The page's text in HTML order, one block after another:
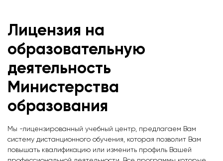
Лицензия на
образовательную
деятельность
Министерства
образования
Мы -лицензированный учебный центр, предлагаем Вам
систему дистанционного обучения, которая позволит Вам
повышать квалификацию или изменить профиль Вашей